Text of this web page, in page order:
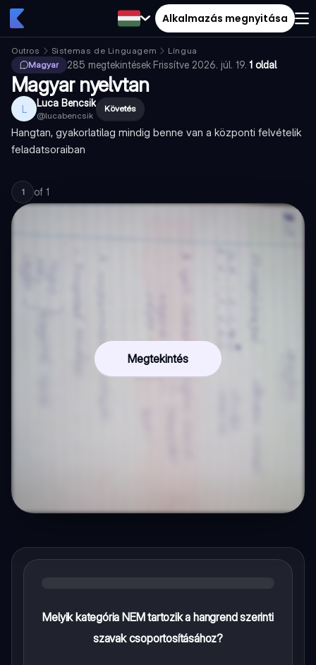
Alkalmazás megnyitása
Outros Sistemas de Linguagem
Língua
Magyar
285 megtekintések·Frissítve 2026. júl. 19.·1 oldal
Magyar nyelvtan
L Luca Bencsik
@lucabencsik
Követés
Hangtan, gyakorlatilag mindig benne van a központi felvételik
feladatsoraiban
1 of 1
Megtekintés
Melyik kategória NEM tartozik a hangrend szerinti
szavak csoportosításához?